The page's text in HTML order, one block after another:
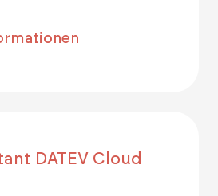
DATEV Cloud